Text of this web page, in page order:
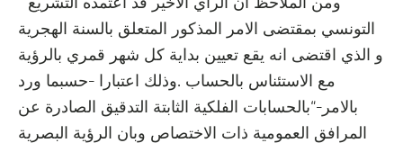
التونسي بمقتضى الامر المذكور المتعلق بالسنة الهجرية
و الذي اقتضى انه يقع تعيين بداية كل شهر قمري بالرؤية
مع الاستئناس بالحساب .وذلك اعتبارا -حسبما ورد
بالامر-“بالحسابات الفلكية الثابتة التدقيق الصادرة عن
المرافق العمومية ذات الاختصاص وبان الرؤية البصرية